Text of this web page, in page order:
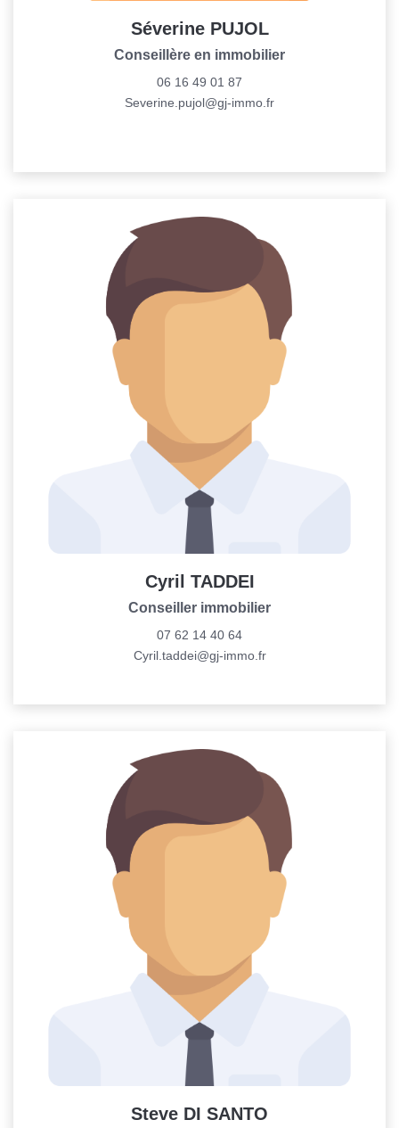
Séverine PUJOL
Conseillère en immobilier
06 16 49 01 87
Severine.pujol@gj-immo.fr
Cyril TADDEI
Conseiller immobilier
07 62 14 40 64
Cyril.taddei@gj-immo.fr
Steve DI SANTO